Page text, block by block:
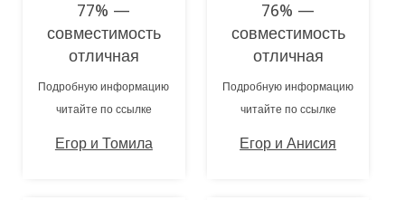
77% —
совместимость
отличная
Подробную информацию
читайте по ссылке
Егор и Томила
76% —
совместимость
отличная
Подробную информацию
читайте по ссылке
Егор и Анисия